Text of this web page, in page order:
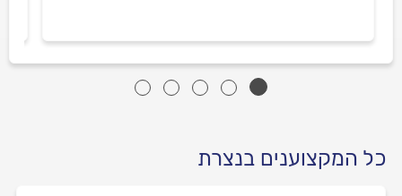
כל המקצוענים בנצרת